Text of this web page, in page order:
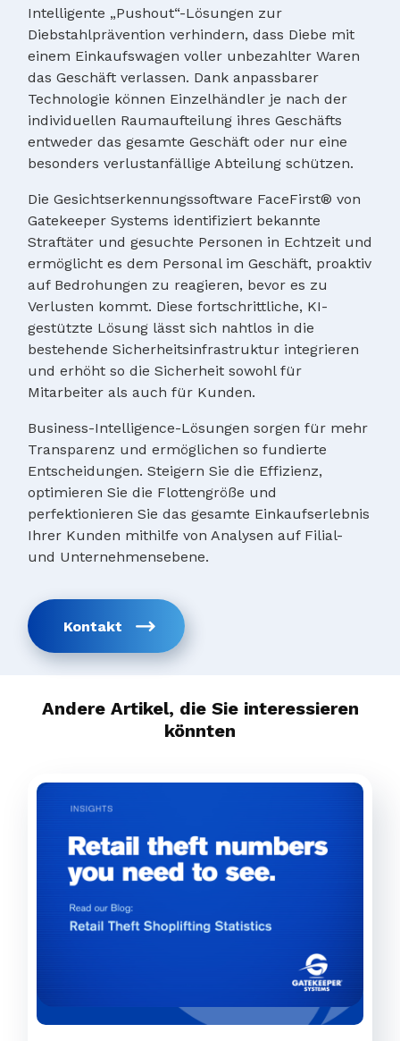
Intelligente „Pushout“-Lösungen zur
Diebstahlprävention verhindern, dass Diebe mit
einem Einkaufswagen voller unbezahlter Waren
das Geschäft verlassen. Dank anpassbarer
Technologie können Einzelhändler je nach der
individuellen Raumaufteilung ihres Geschäfts
entweder das gesamte Geschäft oder nur eine
besonders verlustanfällige Abteilung schützen.
Die Gesichtserkennungssoftware FaceFirst® von
Gatekeeper Systems identifiziert bekannte
Straftäter und gesuchte Personen in Echtzeit und
ermöglicht es dem Personal im Geschäft, proaktiv
auf Bedrohungen zu reagieren, bevor es zu
Verlusten kommt. Diese fortschrittliche, KI-
gestützte Lösung lässt sich nahtlos in die
bestehende Sicherheitsinfrastruktur integrieren
und erhöht so die Sicherheit sowohl für
Mitarbeiter als auch für Kunden.
Business-Intelligence-Lösungen sorgen für mehr
Transparenz und ermöglichen so fundierte
Entscheidungen. Steigern Sie die Effizienz,
optimieren Sie die Flottengröße und
perfektionieren Sie das gesamte Einkaufserlebnis
Ihrer Kunden mithilfe von Analysen auf Filial-
und Unternehmensebene.
Kontakt
Andere Artikel, die Sie interessieren
könnten